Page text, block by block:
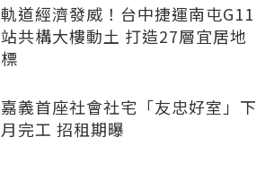
軌道經濟發威！台中捷運南屯G11
站共構大樓動土 打造27層宜居地
標
嘉義首座社會社宅「友忠好室」下
月完工 招租期曝